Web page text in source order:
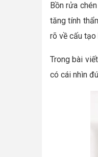
Bồn rửa
tăng tính
rõ về cấu tạo
Trong bài
có cái nhìn